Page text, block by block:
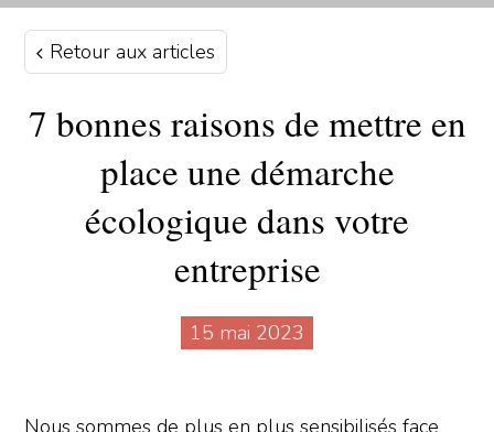
Retour aux articles
7 bonnes raisons de mettre en
place une démarche
écologique dans votre
entreprise
15 mai 2023